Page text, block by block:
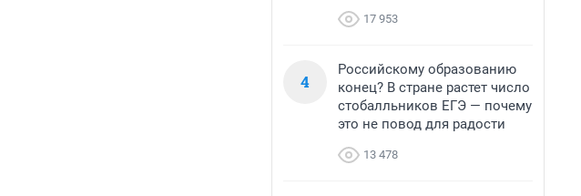
17 953
4
Российскому образованию
конец? В стране растет число
стобалльников ЕГЭ — почему
это не повод для радости
13 478